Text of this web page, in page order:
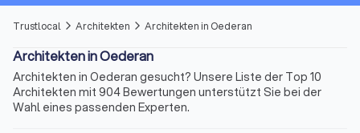
Trustlocal arrow_forward_ios Architekten arrow_forward_ios Architekten in Oederan
Architekten in Oederan
Architekten in Oederan gesucht? Unsere Liste der Top 10
Architekten mit 904 Bewertungen unterstützt Sie bei der
Wahl eines passenden Experten.